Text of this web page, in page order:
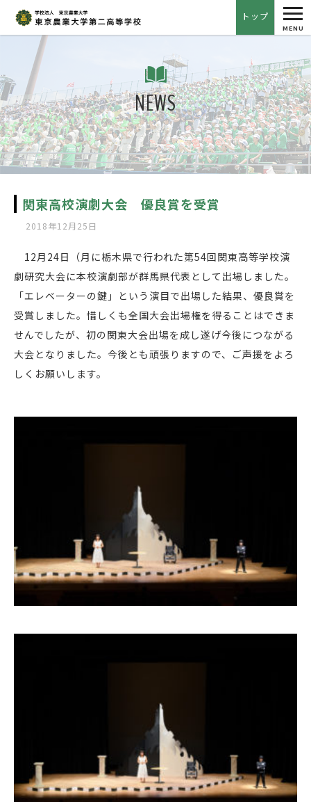
トップ
MENU
NEWS
関東高校演劇大会 優良賞を受賞
2018年12月25日
12月24日（月に栃木県で行われた第54回関東高等学校演
劇研究大会に本校演劇部が群馬県代表として出場しました。
「エレベーターの鍵」という演目で出場した結果、優良賞を
受賞しました。惜しくも全国大会出場権を得ることはできま
せんでしたが、初の関東大会出場を成し遂げ今後につながる
大会となりました。今後とも頑張りますので、ご声援をよろ
しくお願いします。